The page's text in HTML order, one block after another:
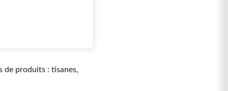
de produits : tisanes,